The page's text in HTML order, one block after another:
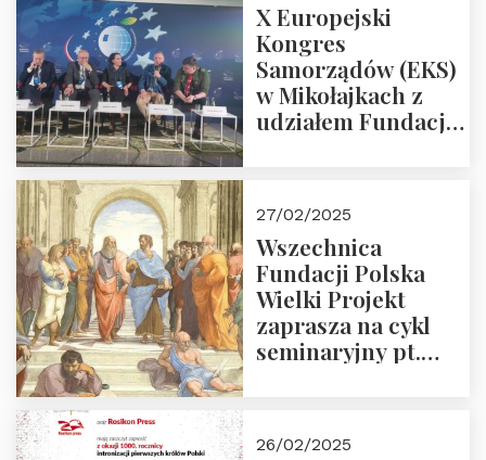
X Europejski
Kongres
Samorządów (EKS)
w Mikołajkach z
udziałem Fundacji
27/02/2025
Wszechnica
Fundacji Polska
Wielki Projekt
zaprasza na cykl
seminaryjny pt.
26/02/2025